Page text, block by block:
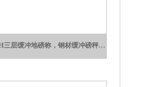
SCS-YHH三层缓冲地磅称，钢材缓冲磅秤3000KG